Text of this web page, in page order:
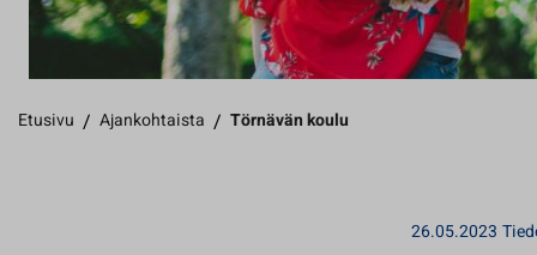
Etusivu / Ajankohtaista / Törnävän koulu
26.05.2023